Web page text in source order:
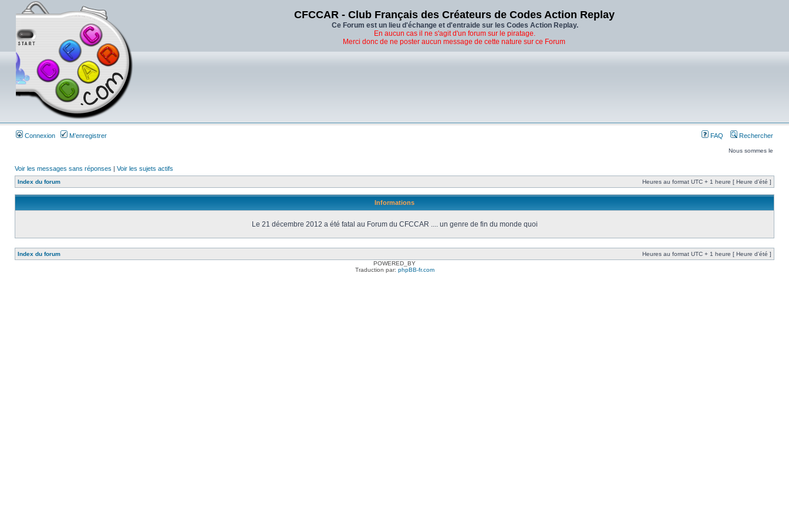
CFCCAR - Club Français des Créateurs de Codes Action Replay
Ce Forum est un lieu d'échange et d'entraide sur les Codes Action Replay.
En aucun cas il ne s'agit d'un forum sur le piratage.
Merci donc de ne poster aucun message de cette nature sur ce Forum
Connexion M’enregistrer FAQ Rechercher
Nous sommes le
Voir les messages sans réponses | Voir les sujets actifs
Index du forum Heures au format UTC + 1 heure [ Heure d’été ]
Informations
Le 21 décembre 2012 a été fatal au Forum du CFCCAR .... un genre de fin du monde quoi
Index du forum
Heures au format UTC + 1 heure [ Heure d’été ]
POWERED_BY
Traduction par: phpBB-fr.com